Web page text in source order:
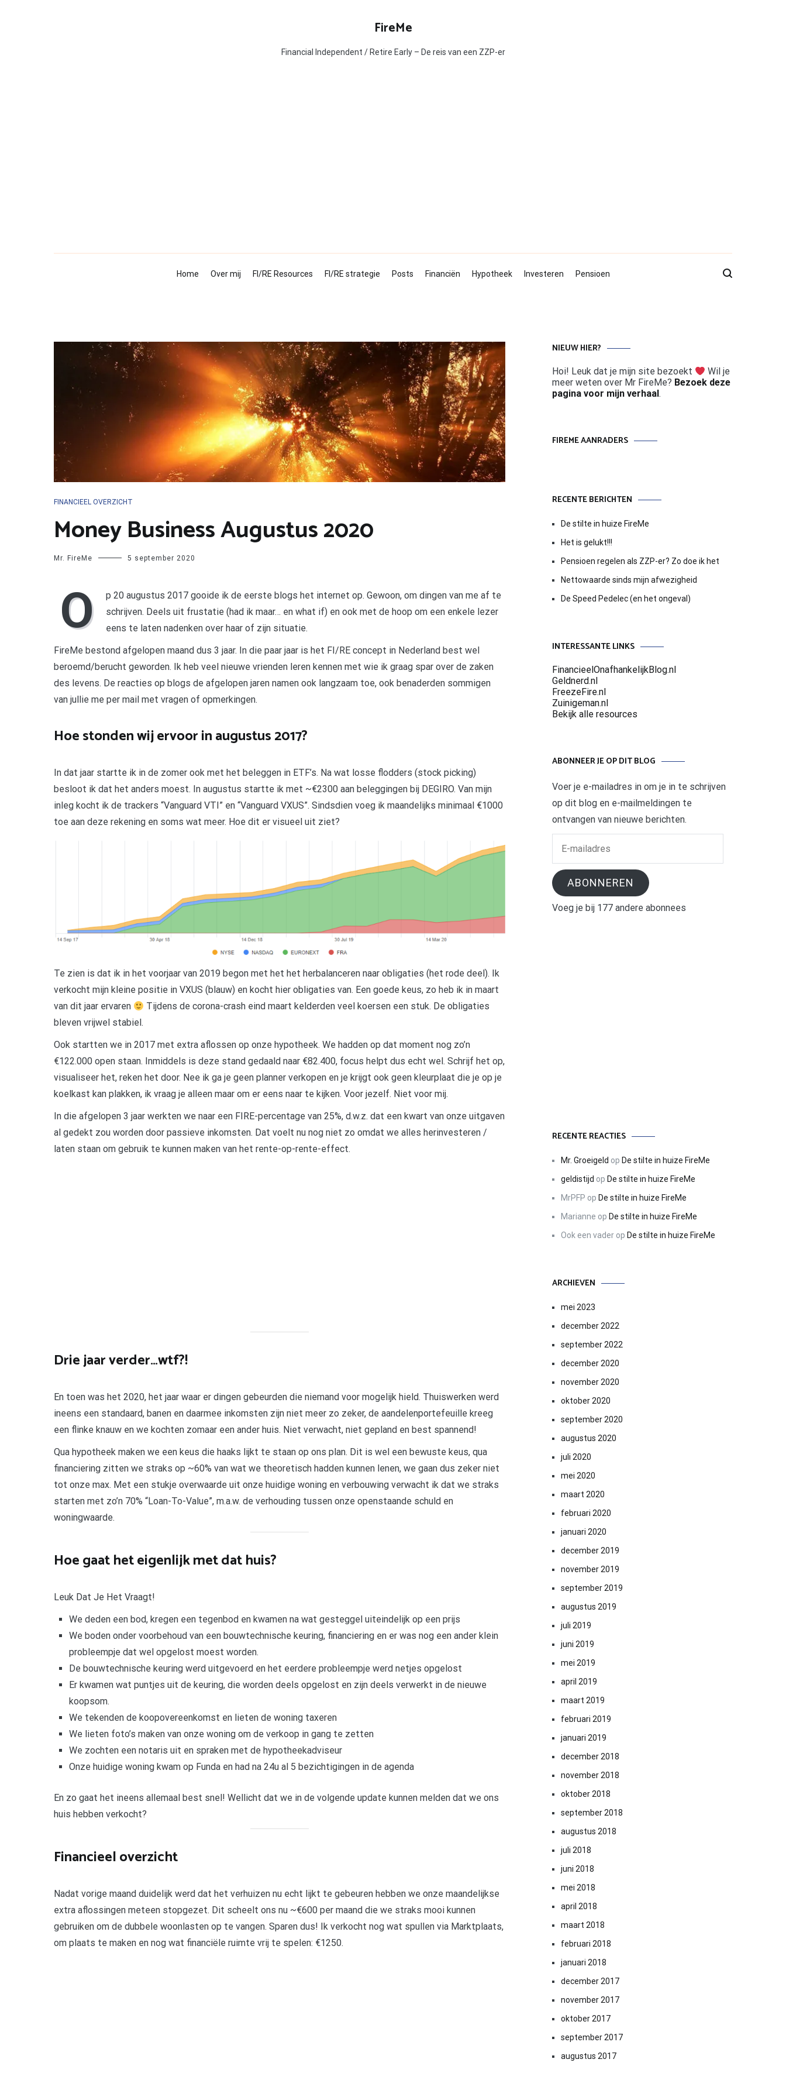
FireMe
Financial Independent / Retire Early – De reis van een ZZP-er
Home Over mij FI/RE Resources FI/RE strategie Posts Financiën Hypotheek Investeren Pensioen
FINANCIEEL OVERZICHT
Money Business Augustus 2020
Mr. FireMe 5 september 2020
O
p 20 augustus 2017 gooide ik de eerste blogs het internet op. Gewoon, om dingen van me af te
schrijven. Deels uit frustatie (had ik maar… en what if) en ook met de hoop om een enkele lezer
eens te laten nadenken over haar of zijn situatie.
FireMe bestond afgelopen maand dus 3 jaar. In die paar jaar is het FI/RE concept in Nederland best wel
beroemd/berucht geworden. Ik heb veel nieuwe vrienden leren kennen met wie ik graag spar over de zaken
des levens. De reacties op blogs de afgelopen jaren namen ook langzaam toe, ook benaderden sommigen
van jullie me per mail met vragen of opmerkingen.
Hoe stonden wij ervoor in augustus 2017?
In dat jaar startte ik in de zomer ook met het beleggen in ETF’s. Na wat losse flodders (stock picking)
besloot ik dat het anders moest. In augustus startte ik met ~€2300 aan beleggingen bij DEGIRO. Van mijn
inleg kocht ik de trackers “Vanguard VTI” en “Vanguard VXUS”. Sindsdien voeg ik maandelijks minimaal €1000
toe aan deze rekening en soms wat meer. Hoe dit er visueel uit ziet?
Te zien is dat ik in het voorjaar van 2019 begon met het het herbalanceren naar obligaties (het rode deel). Ik
verkocht mijn kleine positie in VXUS (blauw) en kocht hier obligaties van. Een goede keus, zo heb ik in maart
van dit jaar ervaren
Tijdens de corona-crash eind maart kelderden veel koersen een stuk. De obligaties
bleven vrijwel stabiel.
Ook startten we in 2017 met extra aflossen op onze hypotheek. We hadden op dat moment nog zo’n
€122.000 open staan. Inmiddels is deze stand gedaald naar €82.400, focus helpt dus echt wel. Schrijf het op,
visualiseer het, reken het door. Nee ik ga je geen planner verkopen en je krijgt ook geen kleurplaat die je op je
koelkast kan plakken, ik vraag je alleen maar om er eens naar te kijken. Voor jezelf. Niet voor mij.
In die afgelopen 3 jaar werkten we naar een FIRE-percentage van 25%, d.w.z. dat een kwart van onze uitgaven
al gedekt zou worden door passieve inkomsten. Dat voelt nu nog niet zo omdat we alles herinvesteren /
laten staan om gebruik te kunnen maken van het rente-op-rente-effect.
Drie jaar verder…wtf?!
En toen was het 2020, het jaar waar er dingen gebeurden die niemand voor mogelijk hield. Thuiswerken werd
ineens een standaard, banen en daarmee inkomsten zijn niet meer zo zeker, de aandelenportefeuille kreeg
een flinke knauw en we kochten zomaar een ander huis. Niet verwacht, niet gepland en best spannend!
Qua hypotheek maken we een keus die haaks lijkt te staan op ons plan. Dit is wel een bewuste keus, qua
financiering zitten we straks op ~60% van wat we theoretisch hadden kunnen lenen, we gaan dus zeker niet
tot onze max. Met een stukje overwaarde uit onze huidige woning en verbouwing verwacht ik dat we straks
starten met zo’n 70% “Loan-To-Value”, m.a.w. de verhouding tussen onze openstaande schuld en
woningwaarde.
Hoe gaat het eigenlijk met dat huis?
Leuk Dat Je Het Vraagt!
We deden een bod, kregen een tegenbod en kwamen na wat gesteggel uiteindelijk op een prijs
We boden onder voorbehoud van een bouwtechnische keuring, financiering en er was nog een ander klein
probleempje dat wel opgelost moest worden.
De bouwtechnische keuring werd uitgevoerd en het eerdere probleempje werd netjes opgelost
Er kwamen wat puntjes uit de keuring, die worden deels opgelost en zijn deels verwerkt in de nieuwe
koopsom.
We tekenden de koopovereenkomst en lieten de woning taxeren
We lieten foto’s maken van onze woning om de verkoop in gang te zetten
We zochten een notaris uit en spraken met de hypotheekadviseur
Onze huidige woning kwam op Funda en had na 24u al 5 bezichtigingen in de agenda
En zo gaat het ineens allemaal best snel! Wellicht dat we in de volgende update kunnen melden dat we ons
huis hebben verkocht?
Financieel overzicht
Nadat vorige maand duidelijk werd dat het verhuizen nu echt lijkt te gebeuren hebben we onze maandelijkse
extra aflossingen meteen stopgezet. Dit scheelt ons nu ~€600 per maand die we straks mooi kunnen
gebruiken om de dubbele woonlasten op te vangen. Sparen dus! Ik verkocht nog wat spullen via Marktplaats,
om plaats te maken en nog wat financiële ruimte vrij te spelen: €1250.
NIEUW HIER?
Hoi! Leuk dat je mijn site bezoekt
Wil je
meer weten over Mr FireMe? Bezoek deze
pagina voor mijn verhaal.
FIREME AANRADERS
RECENTE BERICHTEN
De stilte in huize FireMe
Het is gelukt!!!
Pensioen regelen als ZZP-er? Zo doe ik het
Nettowaarde sinds mijn afwezigheid
De Speed Pedelec (en het ongeval)
INTERESSANTE LINKS
FinancieelOnafhankelijkBlog.nl
Geldnerd.nl
FreezeFire.nl
Zuinigeman.nl
Bekijk alle resources
ABONNEER JE OP DIT BLOG
Voer je e-mailadres in om je in te schrijven
op dit blog en e-mailmeldingen te
ontvangen van nieuwe berichten.
ABONNEREN
Voeg je bij 177 andere abonnees
RECENTE REACTIES
Mr. Groeigeld op De stilte in huize FireMe
geldistijd op De stilte in huize FireMe
MrPFP op De stilte in huize FireMe
Marianne op De stilte in huize FireMe
Ook een vader op De stilte in huize FireMe
ARCHIEVEN
mei 2023
december 2022
september 2022
december 2020
november 2020
oktober 2020
september 2020
augustus 2020
juli 2020
mei 2020
maart 2020
februari 2020
januari 2020
december 2019
november 2019
september 2019
augustus 2019
juli 2019
juni 2019
mei 2019
april 2019
maart 2019
februari 2019
januari 2019
december 2018
november 2018
oktober 2018
september 2018
augustus 2018
juli 2018
juni 2018
mei 2018
april 2018
maart 2018
februari 2018
januari 2018
december 2017
november 2017
oktober 2017
september 2017
augustus 2017